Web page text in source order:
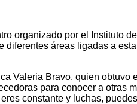
organizado por el Instituto
diferentes áreas ligadas a
Valeria Bravo, quien
para conocer a
constante y luchas,